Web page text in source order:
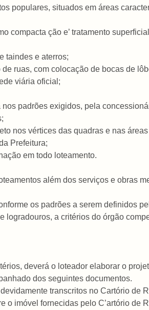
populares, situados em áreas
compacta ção e’ tratamento
taindes e aterros;
de ruas, com colocação de bocas de
viária oficial;
padrões exigidos, pela
nos vértices das quadras e nas
Prefeitura;
em todo loteamento.
além dos serviços e obras
os padrões a serem definidos
logradouros, a critérios do órgão
deverá o loteador elaborar o
dos seguintes documentos.
transcritos no Cartório de
o imóvel fornecidas pelo C’artório de